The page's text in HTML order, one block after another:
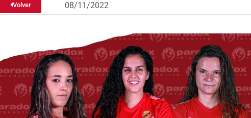
Volver 08/11/2022